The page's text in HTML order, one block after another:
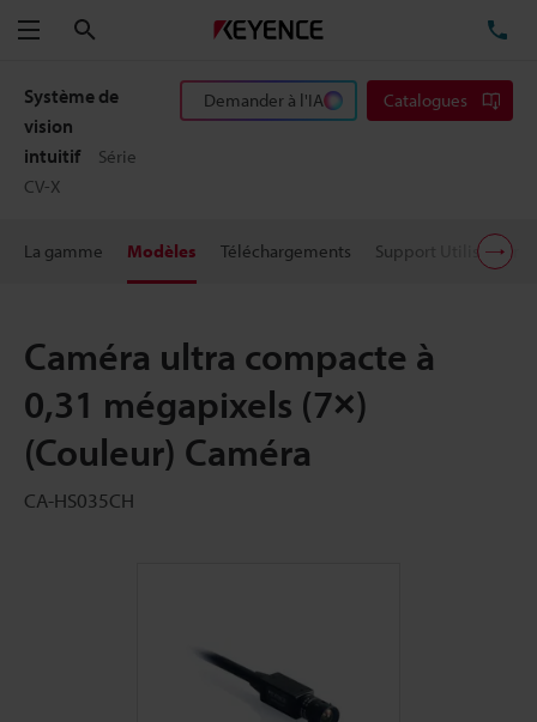
Menu
Système de
vision
intuitif
Série
CV-X
Demander à l'IA Catalogues
La gamme Modèles Téléchargements Support Utilisateur
Caméra ultra compacte à
0,31 mégapixels (7×)
(Couleur) Caméra
CA-HS035CH